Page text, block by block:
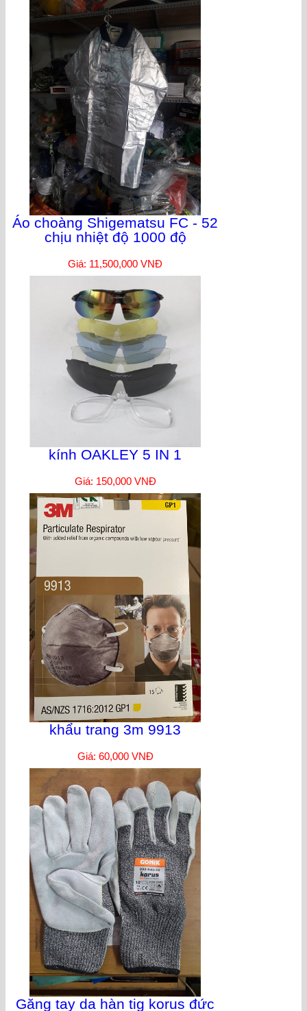
Áo choàng Shigematsu FC - 52
chịu nhiệt độ 1000 độ
Giá: 11,500,000 VNĐ
kính OAKLEY 5 IN 1
Giá: 150,000 VNĐ
khẩu trang 3m 9913
Giá: 60,000 VNĐ
Găng tay da hàn tig korus đức